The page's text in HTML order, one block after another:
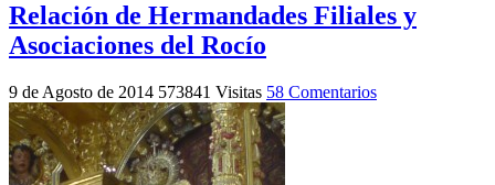
Relación de Hermandades Filiales y
Asociaciones del Rocío
9 de Agosto de 2014 573841 Visitas 58 Comentarios